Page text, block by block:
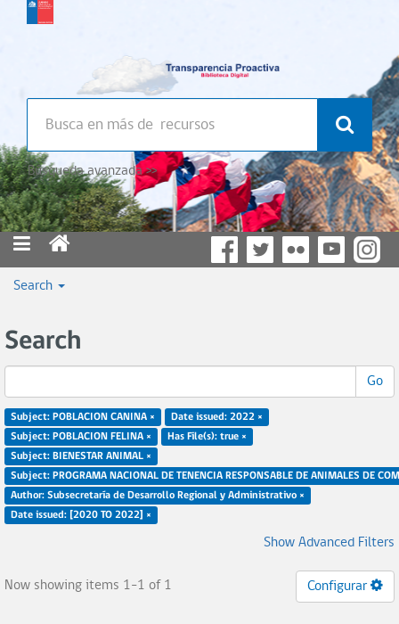
Búsqueda avanzada >>
Search
Search
Go
Subject: POBLACION CANINA ×
Date issued: 2022 ×
Subject: POBLACION FELINA ×
Has File(s): true ×
Subject: BIENESTAR ANIMAL ×
Subject: PROGRAMA NACIONAL DE TENENCIA RESPONSABLE DE ANIMALES DE
Author: Subsecretaría de Desarrollo Regional y Administrativo ×
Date issued: [2020 TO 2022] ×
Show Advanced Filters
Now showing items 1-1 of 1 Configurar